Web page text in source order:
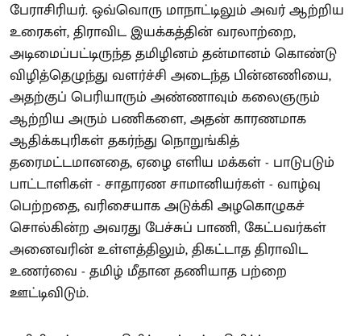
பேராசிரியர். ஒவ்வொரு மாநாட்டிலும் அவர் ஆற்றிய
உரைகள், திராவிட இயக்கத்தின் வரலாற்றை,
அடிமைப்பட்டிருந்த தமிழினம் தன்மானம் கொண்டு
விழித்தெழுந்து வளர்ச்சி அடைந்த பின்னணியை,
அதற்குப் பெரியாரும் அண்ணாவும் கலைஞரும்
ஆற்றிய அரும் பணிகளை, அதன் காரணமாக
ஆதிக்கபுரிகள் தகர்ந்து நொறுங்கித்
தரைமட்டமானதை, ஏழை எளிய மக்கள் - பாடுபடும்
பாட்டாளிகள் - சாதாரண சாமானியர்கள் - வாழ்வு
பெற்றதை, வரிசையாக அடுக்கி அழகொழுகச்
சொல்கின்ற அவரது பேச்சுப் பாணி, கேட்பவர்கள்
அனைவரின் உள்ளத்திலும், திகட்டாத திராவிட
உணர்வை - தமிழ் மீதான தணியாத பற்றை
ஊட்டிவிடும்.